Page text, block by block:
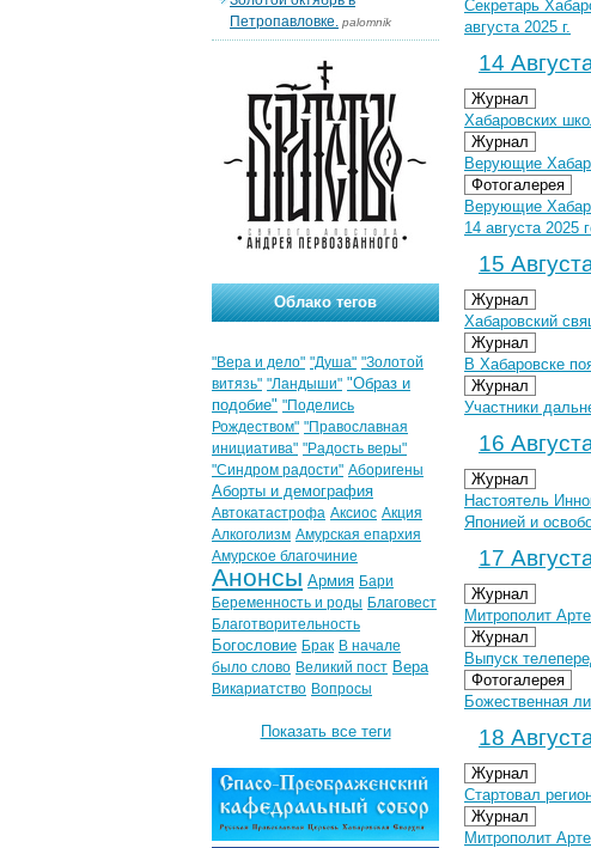
Секретарь
августа 2025 г.
14
Журнал
Хабаровских
Журнал
Верующие
Фотогалерея
Верующие
14 августа 2025
15
Журнал
Хабаровский
Журнал
В Хабаровске
Журнал
Участники
16
Журнал
Настоятель
Японией и
17
Журнал
Митрополит
Журнал
Выпуск
Фотогалерея
Божественная
18
Журнал
Стартовал
Журнал
Митрополит
Петропавловке. palomnik
Облако тегов
"Вера и дело" "Душа" "Золотой
витязь" "Ландыши" "Образ и
подобие" "Поделись
Рождеством" "Православная
инициатива" "Радость веры"
"Синдром радости" Аборигены
Аборты и демография
Автокатастрофа Аксиос Акция
Алкоголизм Амурская епархия
Амурское благочиние
Анонсы Армия Бари
Беременность и роды Благовест
Благотворительность
Богословие Брак В начале
было слово Великий пост Вера
Викариатство Вопросы
Показать все теги